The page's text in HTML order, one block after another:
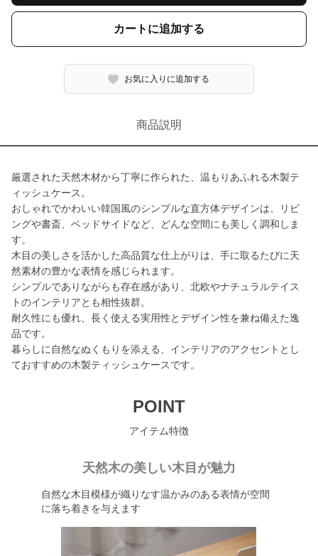
カートに追加する
お気に入りに追加する
商品説明
厳選された天然木材から丁寧に作られた、温もりあふれる木製テ
ィッシュケース。
おしゃれでかわいい韓国風のシンプルな直方体デザインは、リビ
ングや書斎、ベッドサイドなど、どんな空間にも美しく調和しま
す。
木目の美しさを活かした高品質な仕上がりは、手に取るたびに天
然素材の豊かな表情を感じられます。
シンプルでありながらも存在感があり、北欧やナチュラルテイス
トのインテリアとも相性抜群。
耐久性にも優れ、長く使える実用性とデザイン性を兼ね備えた逸
品です。
暮らしに自然なぬくもりを添える、インテリアのアクセントとし
ておすすめの木製ティッシュケースです。
POINT
アイテム特徴
天然木の美しい木目が魅力
自然な木目模様が織りなす温かみのある表情が空間
に落ち着きを与えます